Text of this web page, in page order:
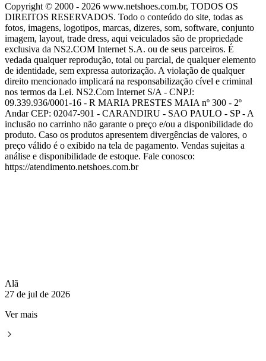
Alã
27 de jul de 2026
Ver mais
Copyright © 2000 - 2026 www.netshoes.com.br, TODOS OS
DIREITOS RESERVADOS. Todo o conteúdo do site, todas as
fotos, imagens, logotipos, marcas, dizeres, som, software, conjunto
imagem, layout, trade dress, aqui veiculados são de propriedade
exclusiva da NS2.COM Internet S.A. ou de seus parceiros. É
vedada qualquer reprodução, total ou parcial, de qualquer elemento
de identidade, sem expressa autorização. A violação de qualquer
direito mencionado implicará na responsabilização cível e criminal
nos termos da Lei. NS2.Com Internet S/A - CNPJ:
09.339.936/0001-16 - R MARIA PRESTES MAIA nº 300 - 2º
Andar CEP: 02047-901 - CARANDIRU - SAO PAULO - SP - A
inclusão no carrinho não garante o preço e/ou a disponibilidade do
produto. Caso os produtos apresentem divergências de valores, o
preço válido é o exibido na tela de pagamento. Vendas sujeitas a
análise e disponibilidade de estoque. Fale conosco:
https://atendimento.netshoes.com.br